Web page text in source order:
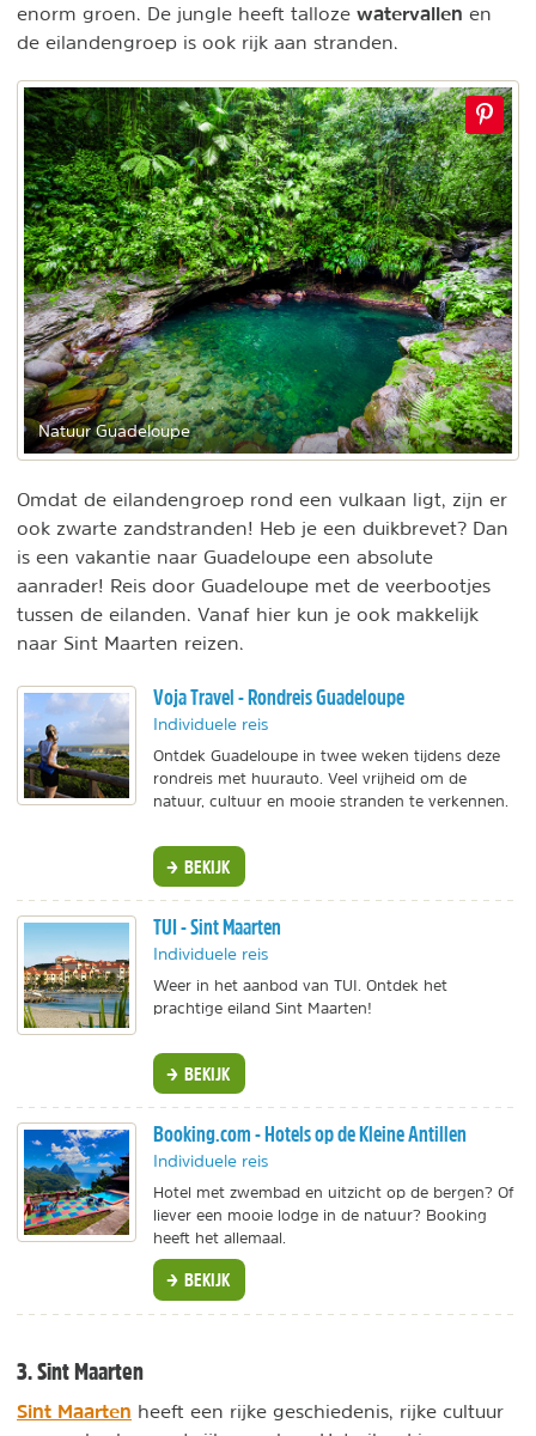
enorm groen. De jungle heeft talloze watervallen en
de eilandengroep is ook rijk aan stranden.
Natuur Guadeloupe
Omdat de eilandengroep rond een vulkaan ligt, zijn er
ook zwarte zandstranden! Heb je een duikbrevet? Dan
is een vakantie naar Guadeloupe een absolute
aanrader! Reis door Guadeloupe met de veerbootjes
tussen de eilanden. Vanaf hier kun je ook makkelijk
naar Sint Maarten reizen.
Voja Travel - Rondreis Guadeloupe
Individuele reis
Ontdek Guadeloupe in twee weken tijdens deze
rondreis met huurauto. Veel vrijheid om de
natuur, cultuur en mooie stranden te verkennen.
BEKIJK
TUI - Sint Maarten
Individuele reis
Weer in het aanbod van TUI. Ontdek het
prachtige eiland Sint Maarten!
BEKIJK
Booking.com - Hotels op de Kleine Antillen
Individuele reis
Hotel met zwembad en uitzicht op de bergen? Of
liever een mooie lodge in de natuur? Booking
heeft het allemaal.
BEKIJK
3. Sint Maarten
Sint Maarten heeft een rijke geschiedenis, rijke cultuur